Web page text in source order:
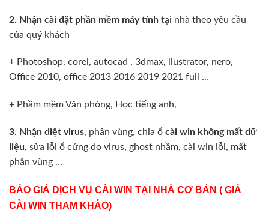
2. Nhận cài đặt phần mềm máy tính tại nhà theo yêu cầu
của quý khách
+ Photoshop, corel, autocad , 3dmax, llustrator, nero,
Office 2010, office 2013 2016 2019 2021 full …
+ Phầm mềm Văn phòng, Học tiếng anh,
3. Nhận diệt virus, phân vùng, chia ổ cài win không mất dữ
liệu, sửa lỗi ổ cứng do virus, ghost nhầm, cài win lỗi, mất
phân vùng …
BÁO GIÁ DỊCH VỤ CÀI WIN TẠI NHÀ CƠ BẢN ( GIÁ
CÀI WIN THAM KHẢO)